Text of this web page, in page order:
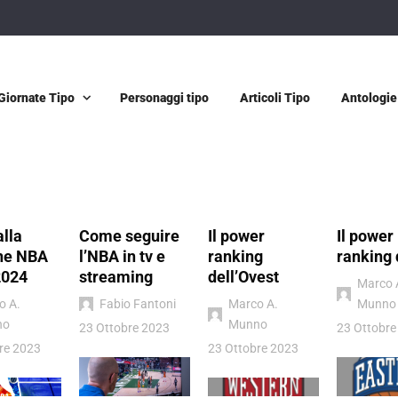
Tipo Personaggi tipo Articoli Tipo
NBA
A.
2023
Come seguire
l’NBA in tv e
streaming
Fabio Fantoni
23 Ottobre 2023
Il power
ranking
dell’Ovest
Marco A.
Munno
23 Ottobre 2023
Il power
ranking
Marco
Munno
23